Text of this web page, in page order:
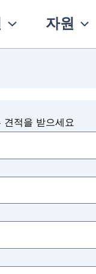
자원
적을 받으세요